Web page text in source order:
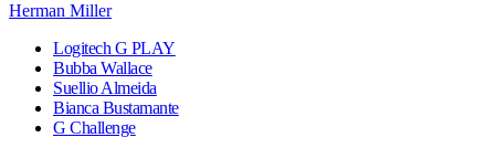
Herman Miller
Logitech G PLAY
Bubba Wallace
Suellio Almeida
Bianca Bustamante
G Challenge